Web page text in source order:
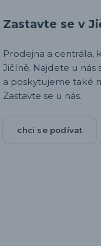
Zastavte se v
Prodejna a centrála,
Jičíně. Najdete u
a poskytujeme také
Zastavte se u nás.
chci se podívat